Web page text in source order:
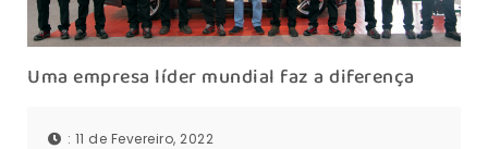
Uma empresa líder mundial faz a diferença
: 11 de Fevereiro, 2022